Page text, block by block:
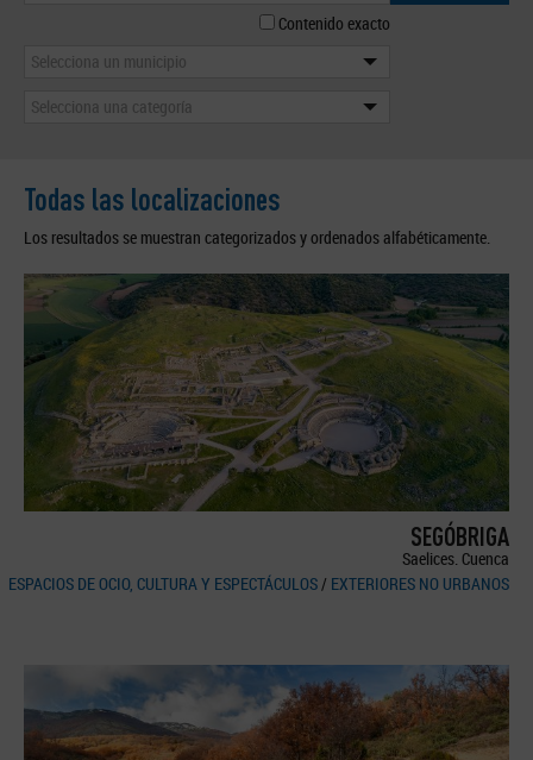
Contenido exacto
Selecciona un municipio
Selecciona una categoría
Todas las localizaciones
Los resultados se muestran categorizados y ordenados alfabéticamente.
SEGÓBRIGA
Saelices. Cuenca
ESPACIOS DE OCIO, CULTURA Y ESPECTÁCULOS/ EXTERIORES NO URBANOS